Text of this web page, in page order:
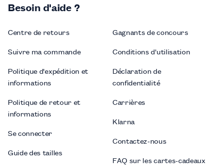
Besoin d'aide ?
Centre de retours
Suivre ma commande
Politique d'expédition et
informations
Politique de retour et
informations
Se connecter
Guide des tailles
Gagnants de concours
Conditions d'utilisation
Déclaration de
confidentialité
Carrières
Klarna
Contactez-nous
FAQ sur les cartes-cadeaux